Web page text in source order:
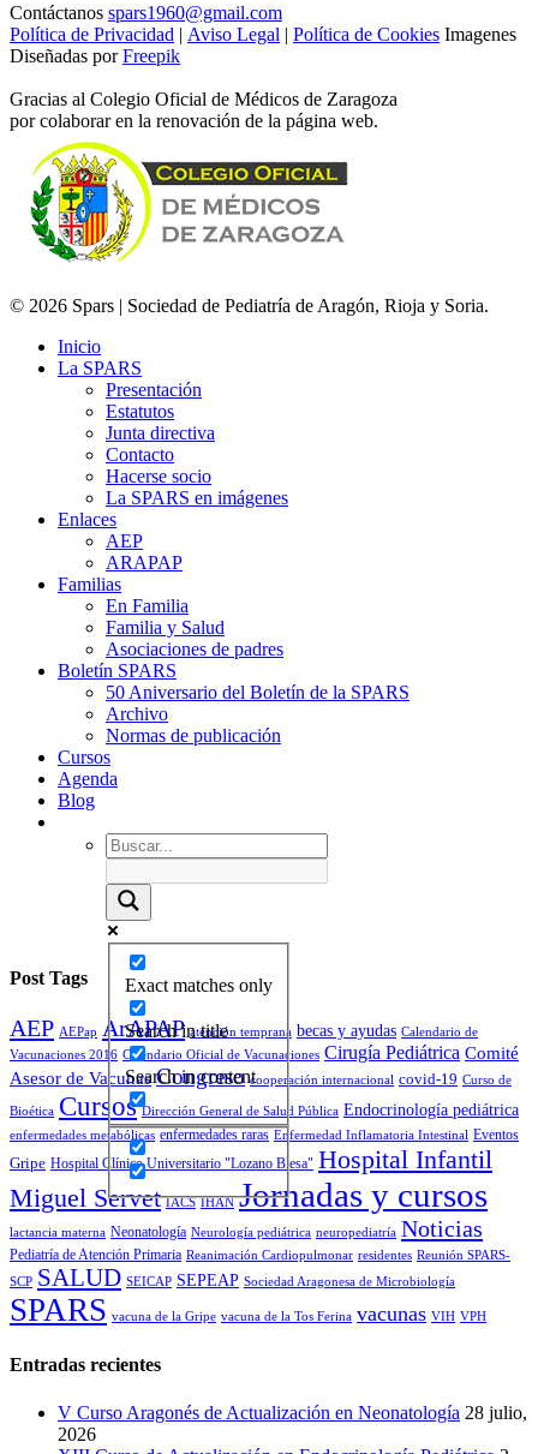
Contáctanos spars1960@gmail.com
Política de Privacidad | Aviso Legal | Política de Cookies Imagenes
Diseñadas porFreepik
Gracias al Colegio Oficial de Médicos de Zaragoza
por colaborar en la renovación de la página web.
© 2026 Spars | Sociedad de Pediatría de Aragón, Rioja y Soria.
Inicio
La SPARS
Presentación
Estatutos
Junta directiva
Contacto
Hacerse socio
La SPARS en imágenes
Enlaces
AEP
ARAPAP
Familias
En Familia
Familia y Salud
Asociaciones de padres
Boletín SPARS
50 Aniversario del Boletín de la SPARS
Archivo
Normas de publicación
Cursos
Agenda
Blog
Exact matches only
Search in title
Search in content
Post Tags
AEP AEPap ArAPAP atención temprana becas y ayudas Calendario de
Vacunaciones 2016 Calendario Oficial de Vacunaciones Cirugía Pediátrica Comité
Asesor de Vacunas Congreso cooperación internacional covid-19 Curso de
Bioética Cursos Dirección General de Salud Pública Endocrinología pediátrica
enfermedades metabólicas enfermedades raras Enfermedad Inflamatoria Intestinal Eventos
Gripe Hospital Clínico Universitario "Lozano Blesa" Hospital Infantil
Miguel Servet IACS IHAN Jornadas y cursos
lactancia materna Neonatología Neurología pediátrica neuropediatría Noticias
Pediatría de Atención Primaria Reanimación Cardiopulmonar residentes Reunión SPARS-
SCP SALUD SEICAP SEPEAP Sociedad Aragonesa de Microbiología
SPARS vacuna de la Gripe vacuna de la Tos Ferina vacunas VIH VPH
Entradas recientes
V Curso Aragonés de Actualización en Neonatología 28 julio,
2026